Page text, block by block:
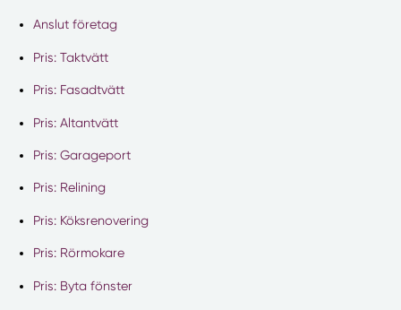
Anslut företag
Pris: Taktvätt
Pris: Fasadtvätt
Pris: Altantvätt
Pris: Garageport
Pris: Relining
Pris: Köksrenovering
Pris: Rörmokare
Pris: Byta fönster